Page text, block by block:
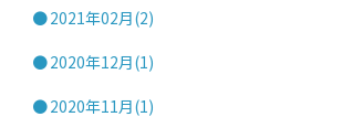
2021年02月(2)
2020年12月(1)
2020年11月(1)